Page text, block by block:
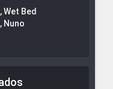
Wet Bed
Nuno